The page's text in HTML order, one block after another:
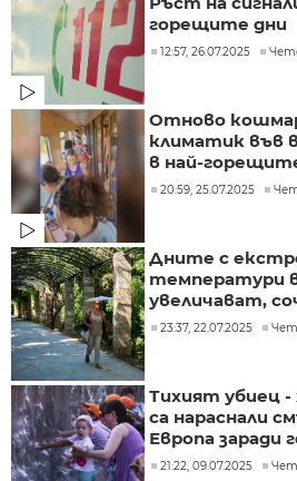
горещите дни
12:57, 26.07.2025
Отново
климатик във
в най-
20:59, 25.07.2025
Дните с
температури
увеличават,
23:37, 22.07.2025
Тихият убиец
са нараснали
Европа заради
21:22, 09.07.2025